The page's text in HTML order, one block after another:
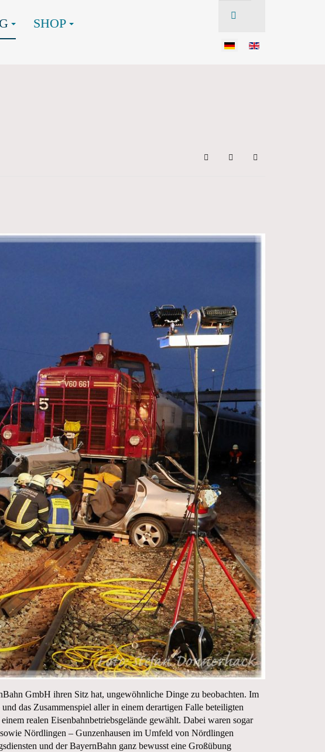
SHOP
SearchUpdates abonnieren
Sign In
GmbH ihren Sitz hat, ungewöhnliche Dinge zu beobachten. Im
das Zusammenspiel aller in einem derartigen Falle beteiligten
realen Eisenbahnbetriebsgelände gewählt. Dabei waren sogar
Nördlingen – Gunzenhausen im Umfeld von Nördlingen
und der BayernBahn ganz bewusst eine Großübung